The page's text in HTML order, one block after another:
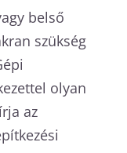
belső
szükség
olyan
az